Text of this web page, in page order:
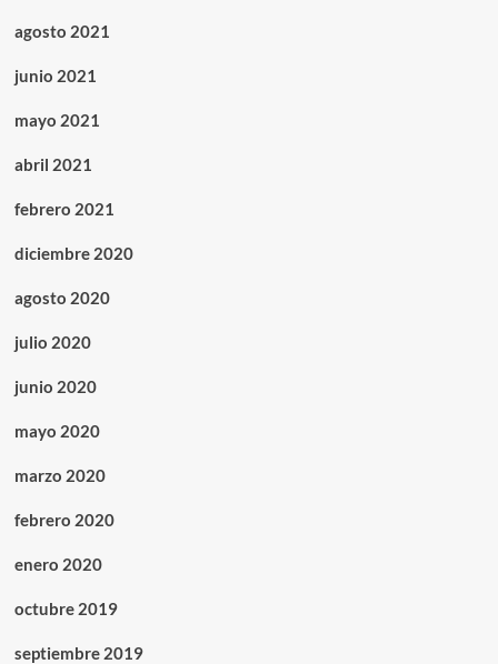
agosto 2021
junio 2021
mayo 2021
abril 2021
febrero 2021
diciembre 2020
agosto 2020
julio 2020
junio 2020
mayo 2020
marzo 2020
febrero 2020
enero 2020
octubre 2019
septiembre 2019